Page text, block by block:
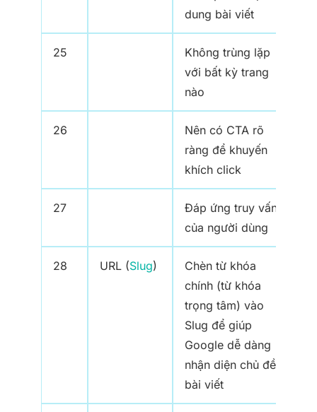
dung bài viết
25
Không trùng lặp
với bất kỳ trang
nào
26
Nên có CTA rõ
ràng để khuyến
khích click
27
Đáp ứng truy vấn
của người dùng
28 URL (Slug)
Chèn từ khóa
chính (từ khóa
trọng tâm) vào
Slug để giúp
Google dễ dàng
nhận diện chủ đề
bài viết